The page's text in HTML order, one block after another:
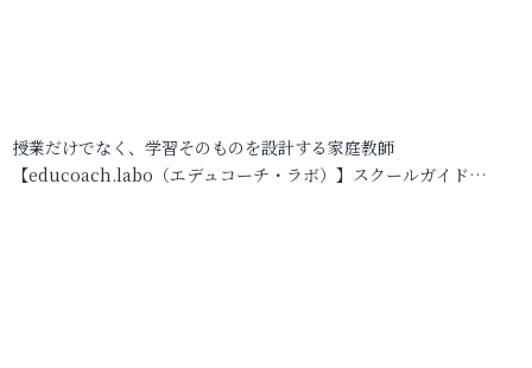
授業だけでなく、学習そのものを設計する家庭教師
【educoach.labo（エデュコーチ・ラボ）】スクールガイド…